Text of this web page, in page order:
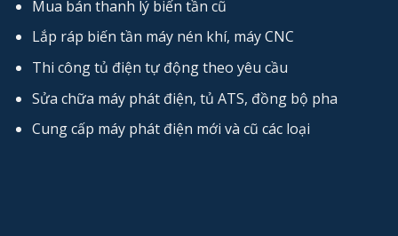
Mua bán thanh lý biến tần cũ
Lắp ráp biến tần máy nén khí, máy CNC
Thi công tủ điện tự động theo yêu cầu
Sửa chữa máy phát điện, tủ ATS, đồng bộ pha
Cung cấp máy phát điện mới và cũ các loại